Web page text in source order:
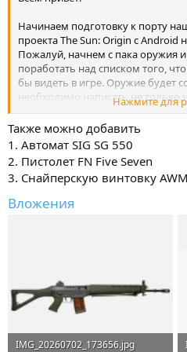
Начинаем подготовку к порту
проекта The Sun: Origin с Android
Пожалуй, начнем с пака оружия
поработать над списком того,
бы видеть в игре. Оружие будет
необходимо написать не только
нему и т.д, но и указать
воспроизвести как положено.
будут готовы, аниматор
так же продумаем вместе с
Upd. Список оружия:
2. АК47
7. Agram 2000
8. KRISS Vector
9. Desert Eagle
11. РПД.
Нажмите для
Также можно добавить
1. Автомат SIG SG 550
2. Пистолет FN Five Seven
3. Снайперскую винтовку AWM
Вложения
IMG_20260702_173656.jpg